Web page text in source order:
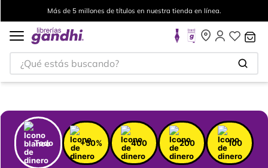
Más de 5 millones de títulos en nuestra tienda en línea.
¿Qué estás buscando?
Todo +50% 400 200 100